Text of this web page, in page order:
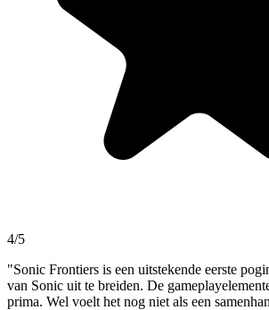
4/5
"Sonic Frontiers is een uitstekende eerste
van Sonic uit te breiden. De
prima. Wel voelt het nog niet als een